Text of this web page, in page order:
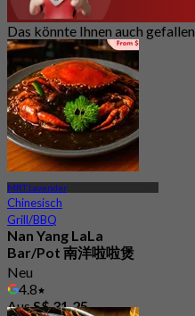
Das könnte Ihnen auch gefallen
MRT Lavender
Chinesisch
Grill/BBQ
Nan Yang LaLa
Bar/Pot 南洋啦啦煲
Neu
4.8
AusS$ 31.25